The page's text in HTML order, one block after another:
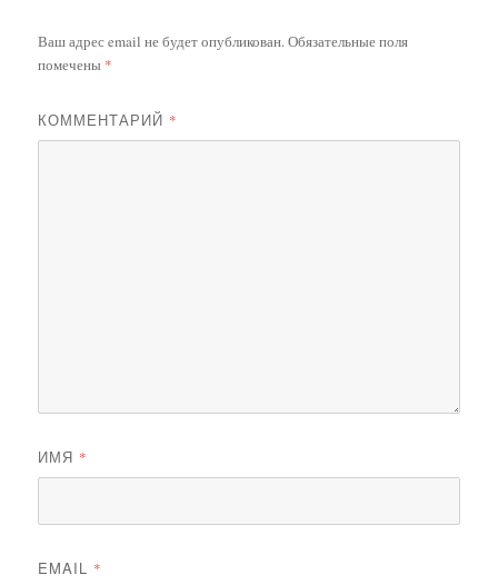
Ваш адрес email не будет опубликован.Обязательные поля
помечены *
КОММЕНТАРИЙ *
ИМЯ *
EMAIL *